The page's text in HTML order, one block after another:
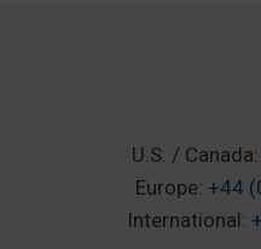
U.S. / Canada:
Europe: +44
International: